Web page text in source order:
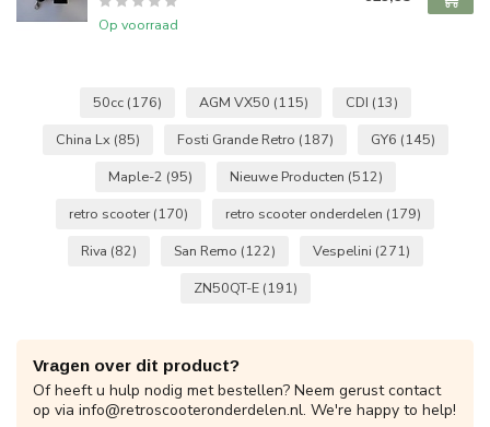
Op voorraad
50cc (176) AGM VX50 (115) CDI (13)
China Lx (85) Fosti Grande Retro (187) GY6 (145)
Maple-2 (95) Nieuwe Producten (512)
retro scooter (170) retro scooter onderdelen (179)
Riva (82) San Remo (122) Vespelini (271)
ZN50QT-E (191)
Vragen over dit product?
Of heeft u hulp nodig met bestellen? Neem gerust contact
op via info@retroscooteronderdelen.nl. We're happy to help!